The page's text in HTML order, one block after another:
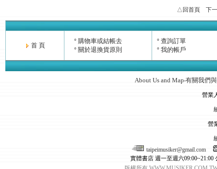
△回首頁 下
首 頁
° 購物車或結帳去
° 關於退換貨原則
° 查詢訂單
° 我的帳戶
About Us and Map‧有關我們
營業
營
taipeimusiker@gmail.com
實體書店 週一至週六09:00~21:00